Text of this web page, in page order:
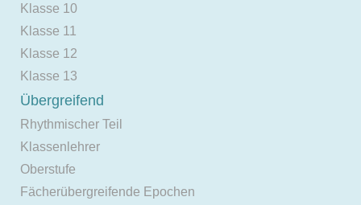
Klasse 10
Klasse 11
Klasse 12
Klasse 13
Übergreifend
Rhythmischer Teil
Klassenlehrer
Oberstufe
Fächerübergreifende Epochen